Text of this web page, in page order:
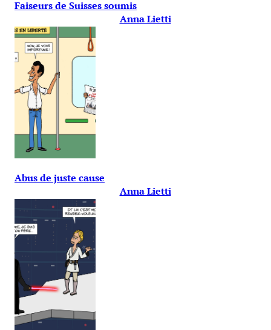
Faiseurs de Suisses soumis
Anna Lietti
Abus de juste cause
Anna Lietti